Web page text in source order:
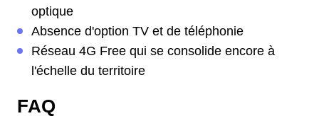
optique
Absence d'option TV et de téléphonie
Réseau 4G Free qui se consolide encore à
l'échelle du territoire
FAQ